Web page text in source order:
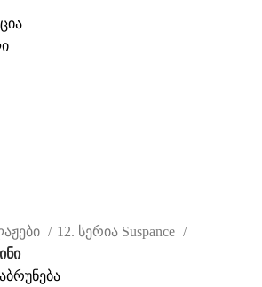
12. სერია Suspance